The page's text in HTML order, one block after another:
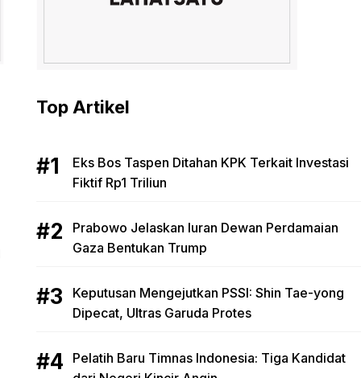
Top Artikel
Eks Bos Taspen Ditahan KPK Terkait Investasi
Fiktif Rp1 Triliun
Prabowo Jelaskan Iuran Dewan Perdamaian
Gaza Bentukan Trump
Keputusan Mengejutkan PSSI: Shin Tae-yong
Dipecat, Ultras Garuda Protes
Pelatih Baru Timnas Indonesia: Tiga Kandidat